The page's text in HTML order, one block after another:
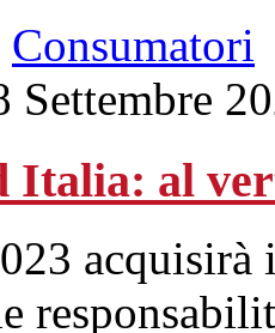
Consumatori
Settembre
Italia: al